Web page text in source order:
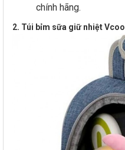
chính hãng.
2. Túi bỉm sữa giữ nhiệt Vcool